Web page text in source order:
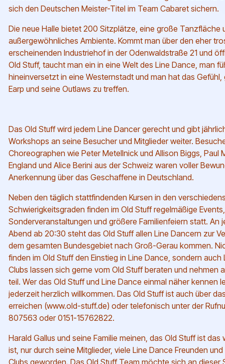
sich den Deutschen Meister-Titel im Team Cabaret sichern.
Die neue Halle bietet 200 Sitzplätze, eine große Tanzfläche
außergewöhnliches Ambiente. Kommt man über den eher
erscheinenden Industriehof in der Odenwaldstraße 21 und
Old Stuff, taucht man ein in eine Welt des Line Dance, man
hineinversetzt in eine Westernstadt und man hat das
Earp und seine Outlaws zu treffen.
Das Old Stuff wird jedem Line Dancer gerecht und gibt
Workshops an seine Besucher und Mitglieder weiter.
Choreographen wie Peter Metellnick und Allison Biggs, Paul
England und Alice Berini aus der Schweiz waren voller
Anerkennung über das Geschaffene in Deutschland.
Neben den täglich stattfindenden Kursen in den
Schwierigkeitsgraden finden im Old Stuff regelmäßige Events,
Sonderveranstaltungen und größere Familienfeiern statt. An
Abend ab 20:30 steht das Old Stuff allen Line Dancern zur
dem gesamten Bundesgebiet nach Groß-Gerau kommen.
finden im Old Stuff den Einstieg in Line Dance, sondern auch
Clubs lassen sich gerne vom Old Stuff beraten und nehmen
teil. Wer das Old Stuff und Line Dance einmal näher kennen
jederzeit herzlich willkommen. Das Old Stuff ist auch über
erreichen (www.old-stuff.de) oder telefonisch unter der
807563 oder 0151-15762822.
Harald Gallus und seine Familie meinen, das Old Stuff ist das
ist, nur durch seine Mitglieder, viele Line Dance Freunden
Clubs geworden. Das Old Stuff Team möchte sich an dieser